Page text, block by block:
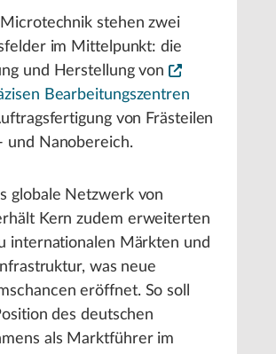
stehen zwei
im Mittelpunkt: die
und Herstellung von
Bearbeitungszentren
von Frästeilen
und Nanobereich.
globale Netzwerk von
Kern zudem erweiterten
internationalen Märkten und
was neue
eröffnet. So soll
des deutschen
als Marktführer im